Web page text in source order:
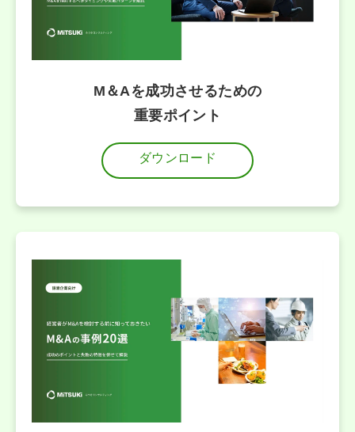
M＆Aを成功させるための
重要ポイント
ダウンロード